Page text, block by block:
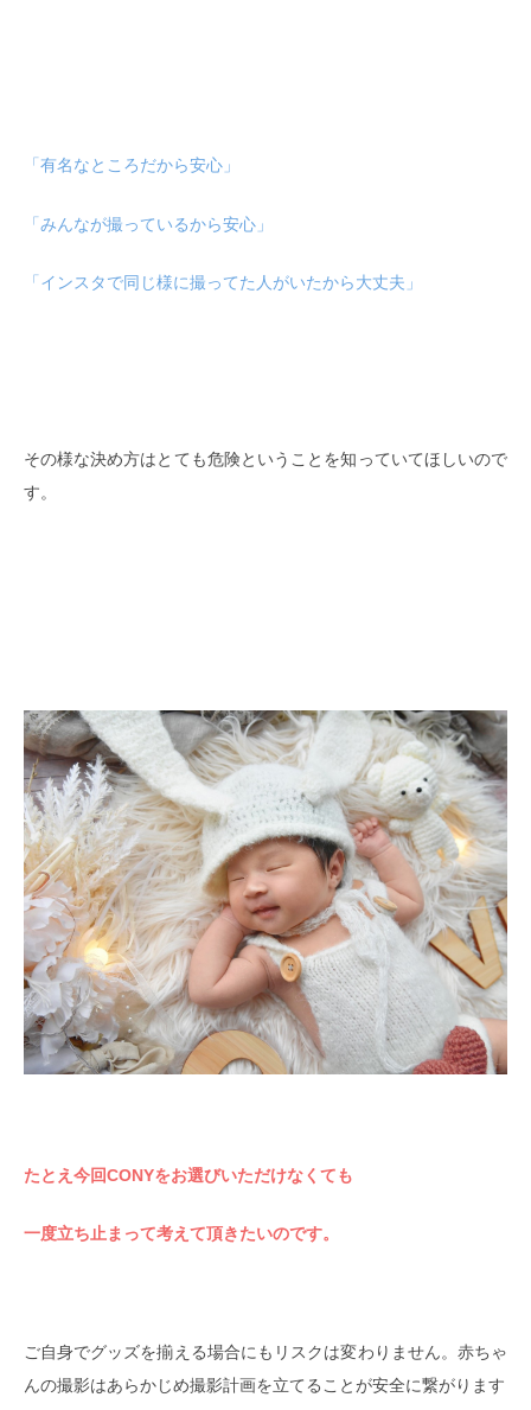
「有名なところだから安心」
「みんなが撮っているから安心」
「インスタで同じ様に撮ってた人がいたから大丈夫」
その様な決め方はとても危険ということを知っていてほしいので
す。
たとえ今回CONYをお選びいただけなくても
一度立ち止まって考えて頂きたいのです。
ご自身でグッズを揃える場合にもリスクは変わりません。赤ちゃ
んの撮影はあらかじめ撮影計画を立てることが安全に繋がります